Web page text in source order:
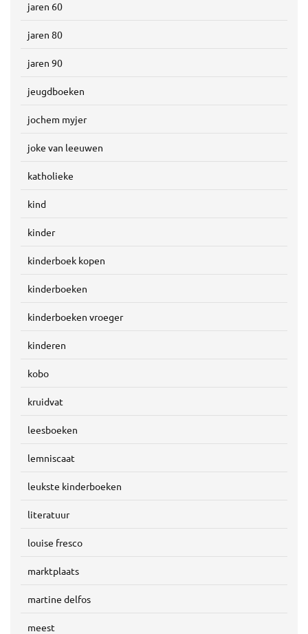
jaren 60
jaren 80
jaren 90
jeugdboeken
jochem myjer
joke van leeuwen
katholieke
kind
kinder
kinderboek kopen
kinderboeken
kinderboeken vroeger
kinderen
kobo
kruidvat
leesboeken
lemniscaat
leukste kinderboeken
literatuur
louise fresco
marktplaats
martine delfos
meest